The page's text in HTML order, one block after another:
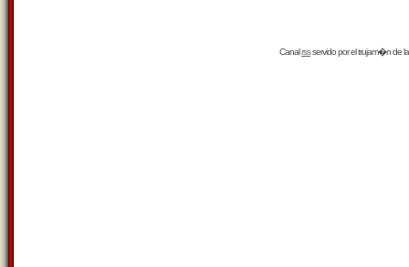
Canalrssservido por eltrujam�nde